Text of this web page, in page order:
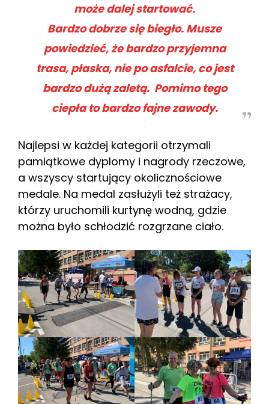
może dalej startować.
Bardzo dobrze się biegło. Musze
powiedzieć, że bardzo przyjemna
trasa, płaska, nie po asfalcie, co jest
bardzo dużą zaletą. Pomimo tego
ciepła to bardzo fajne zawody.
Najlepsi w każdej kategorii otrzymali
pamiątkowe dyplomy i nagrody rzeczowe,
a wszyscy startujący okolicznościowe
medale. Na medal zasłużyli też strażacy,
którzy uruchomili kurtynę wodną, gdzie
można było schłodzić rozgrzane ciało.